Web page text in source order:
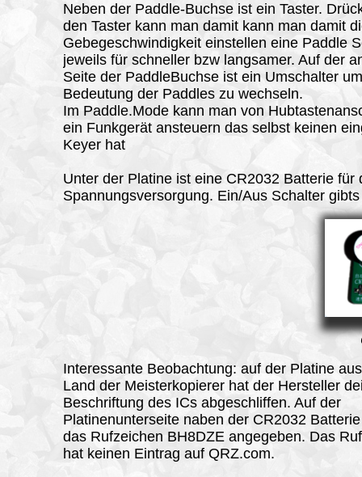
Neben der Paddle-Buchse ist ein Taster.
den Taster kann man damit kann man damit
Gebegeschwindigkeit einstellen eine Paddle
jeweils für schneller bzw langsamer. Auf der
Seite der PaddleBuchse ist ein Umschalter
Bedeutung der Paddles zu wechseln.
Im Paddle.Mode kann man von
ein Funkgerät ansteuern das selbst keinen
Keyer hat
Unter der Platine ist eine CR2032 Batterie für
Spannungsversorgung. Ein/Aus Schalter
Interessante Beobachtung: auf der Platine
Land der Meisterkopierer hat der Hersteller
Beschriftung des ICs abgeschliffen. Auf der
Platinenunterseite naben der CR2032
das Rufzeichen BH8DZE angegeben. Das
hat keinen Eintrag auf QRZ.com.